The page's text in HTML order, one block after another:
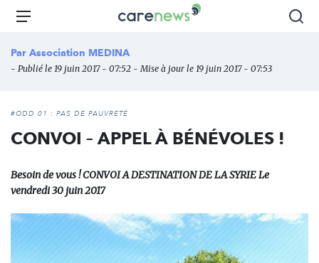
Aller
principal
Carenews,
média
des
l'engagement
Menu
Par Association MEDINA
- Publié le 19 juin 2017 - 07:52 - Mise à jour le 19 juin 2017 - 07:53
#ODD 01 : PAS DE PAUVRETÉ
CONVOI – APPEL À BÉNÉVOLES !
Besoin de vous ! CONVOI A DESTINATION DE LA SYRIE Le
vendredi 30 juin 2017